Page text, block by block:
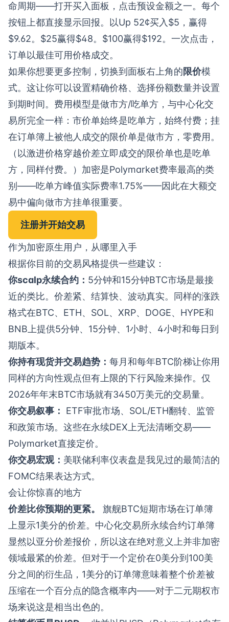
命周期——打开买入面板，点击预设金额之一。每个
按钮上都直接显示回报。以Up 52¢买入$5，赢得
$9.62。$25赢得$48。$100赢得$192。一次点击，
订单以最佳可用价格成交。
如果你想要更多控制，切换到面板右上角的限价模
式。这让你可以设置精确价格、选择份额数量并设置
到期时间。费用模型是做市方/吃单方，与中心化交
易所完全一样：市价单始终是吃单方，始终付费；挂
在订单簿上被他人成交的限价单是做市方，零费用。
（以激进价格穿越价差立即成交的限价单也是吃单
方，同样付费。）加密是Polymarket费率最高的类
别——吃单方峰值实际费率1.75%——因此在大额交
易中偏向做市方挂单很重要。
注册并开始交易
作为加密原生用户，从哪里入手
根据你目前的交易风格提供一些建议：
你scalp永续合约： 5分钟和15分钟BTC市场是最接
近的类比。价差紧、结算快、波动真实。同样的涨跌
格式在BTC、ETH、SOL、XRP、DOGE、HYPE和
BNB上提供5分钟、15分钟、1小时、4小时和每日到
期版本。
你持有现货并交易趋势： 每月和每年BTC阶梯让你用
同样的方向性观点但有上限的下行风险来操作。仅
2026年年末BTC市场就有3450万美元的交易量。
你交易叙事：
ETF审批市场、SOL/ETH翻转、监管
和政策市场。这些在永续DEX上无法清晰交易——
Polymarket直接定价。
你交易宏观： 美联储利率仪表盘是我见过的最简洁的
FOMC结果表达方式。
会让你惊喜的地方
价差比你预期的更紧。
旗舰BTC短期市场在订单簿
上显示1美分的价差。中心化交易所永续合约订单簿
显然以亚分价差报价，所以这在绝对意义上并非加密
领域最紧的价差。但对于一个定价在0美分到100美
分之间的衍生品，1美分的订单簿意味着整个价差被
压缩在一个百分点的隐含概率内——对于二元期权市
场来说这是相当出色的。